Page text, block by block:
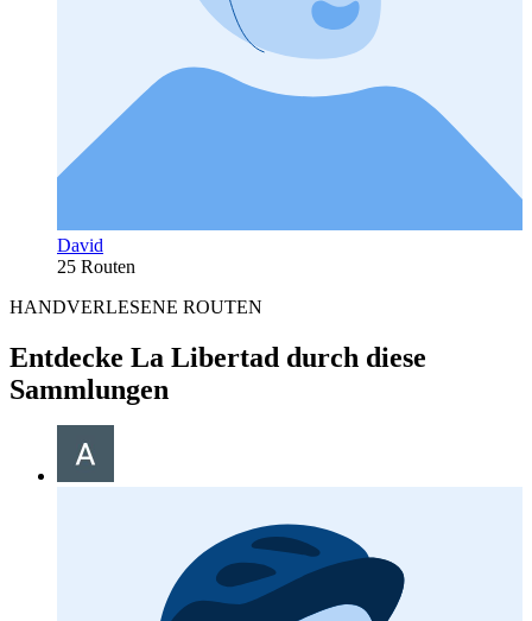
David
25 Routen
HANDVERLESENE ROUTEN
Entdecke La Libertad durch diese
Sammlungen